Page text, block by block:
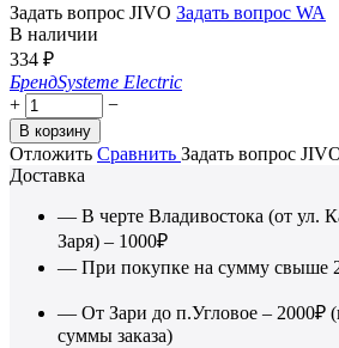
Задать вопрос JIVO Задать вопрос WA
В наличии
334 ₽
БрендSysteme Electric
+
−
В корзину
Отложить Сравнить Задать вопрос
Доставка
— В черте Владивостока (от ул.
Заря) – 1000₽
— При покупке на сумму свыше
— От Зари до п.Угловое – 2000₽
суммы заказа)